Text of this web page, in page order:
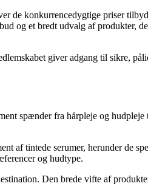
de konkurrencedygtige priser
og et bredt udvalg af produkter,
giver adgang til sikre,
spænder fra hårpleje og
af tintede serumer, herunder de
og hudtype.
Den brede vifte af